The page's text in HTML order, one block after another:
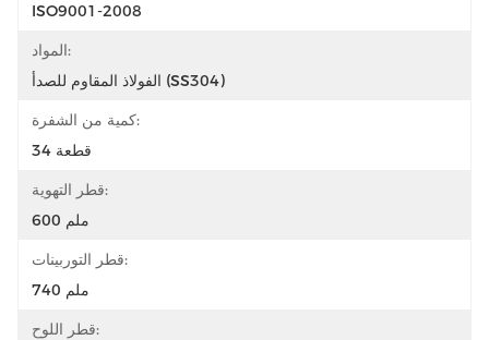
ISO9001-2008
المواد:
الفولاذ المقاوم للصدأ (SS304)
كمية من الشفرة:
34 قطعة
قطر التهوية:
600 ملم
قطر التوربينات:
740 ملم
قطر اللوح: